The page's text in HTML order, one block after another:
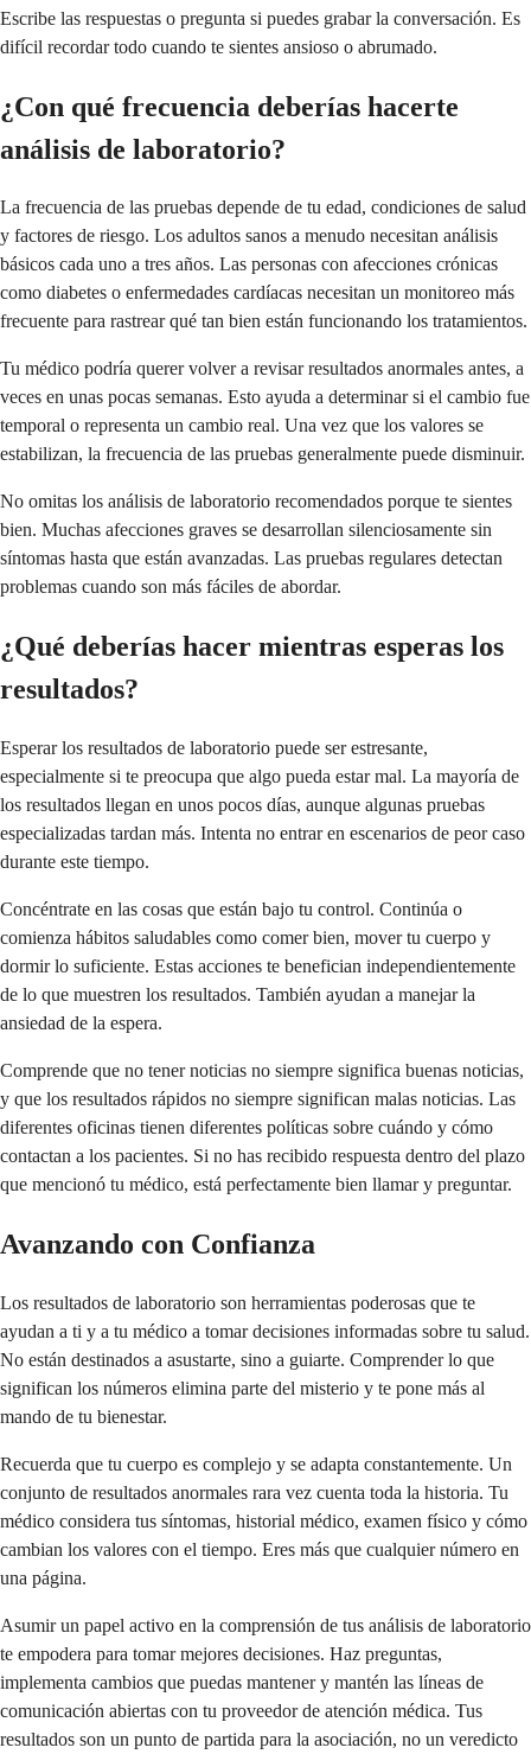
Escribe las respuestas o pregunta si puedes grabar la conversación. Es
difícil recordar todo cuando te sientes ansioso o abrumado.
¿Con qué frecuencia deberías hacerte
análisis de laboratorio?
La frecuencia de las pruebas depende de tu edad, condiciones de salud
y factores de riesgo. Los adultos sanos a menudo necesitan análisis
básicos cada uno a tres años. Las personas con afecciones crónicas
como diabetes o enfermedades cardíacas necesitan un monitoreo más
frecuente para rastrear qué tan bien están funcionando los tratamientos.
Tu médico podría querer volver a revisar resultados anormales antes, a
veces en unas pocas semanas. Esto ayuda a determinar si el cambio fue
temporal o representa un cambio real. Una vez que los valores se
estabilizan, la frecuencia de las pruebas generalmente puede disminuir.
No omitas los análisis de laboratorio recomendados porque te sientes
bien. Muchas afecciones graves se desarrollan silenciosamente sin
síntomas hasta que están avanzadas. Las pruebas regulares detectan
problemas cuando son más fáciles de abordar.
¿Qué deberías hacer mientras esperas los
resultados?
Esperar los resultados de laboratorio puede ser estresante,
especialmente si te preocupa que algo pueda estar mal. La mayoría de
los resultados llegan en unos pocos días, aunque algunas pruebas
especializadas tardan más. Intenta no entrar en escenarios de peor caso
durante este tiempo.
Concéntrate en las cosas que están bajo tu control. Continúa o
comienza hábitos saludables como comer bien, mover tu cuerpo y
dormir lo suficiente. Estas acciones te benefician independientemente
de lo que muestren los resultados. También ayudan a manejar la
ansiedad de la espera.
Comprende que no tener noticias no siempre significa buenas noticias,
y que los resultados rápidos no siempre significan malas noticias. Las
diferentes oficinas tienen diferentes políticas sobre cuándo y cómo
contactan a los pacientes. Si no has recibido respuesta dentro del plazo
que mencionó tu médico, está perfectamente bien llamar y preguntar.
Avanzando con Confianza
Los resultados de laboratorio son herramientas poderosas que te
ayudan a ti y a tu médico a tomar decisiones informadas sobre tu salud.
No están destinados a asustarte, sino a guiarte. Comprender lo que
significan los números elimina parte del misterio y te pone más al
mando de tu bienestar.
Recuerda que tu cuerpo es complejo y se adapta constantemente. Un
conjunto de resultados anormales rara vez cuenta toda la historia. Tu
médico considera tus síntomas, historial médico, examen físico y cómo
cambian los valores con el tiempo. Eres más que cualquier número en
una página.
Asumir un papel activo en la comprensión de tus análisis de laboratorio
te empodera para tomar mejores decisiones. Haz preguntas,
implementa cambios que puedas mantener y mantén las líneas de
comunicación abiertas con tu proveedor de atención médica. Tus
resultados son un punto de partida para la asociación, no un veredicto